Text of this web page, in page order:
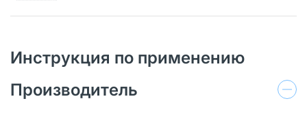
Инструкция по применению
Производитель